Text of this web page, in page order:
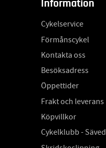
Information
Cykelservice
Förmånscykel
Kontakta oss
Besöksadress
Öppettider
Frakt och leverans
Köpvillkor
Cykelklubb -